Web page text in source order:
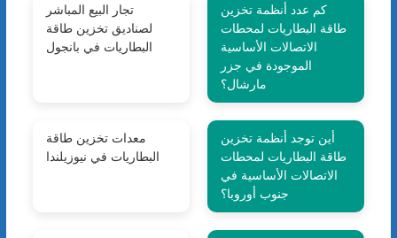
تجار البيع المباشر
لصناديق تخزين طاقة
البطاريات في بانجول
كم عدد أنظمة تخزين
طاقة البطاريات لمحطات
الاتصالات الأساسية
الموجودة في جزر
مارشال؟
معدات تخزين طاقة
البطاريات في نيوزيلندا
أين توجد أنظمة تخزين
طاقة البطاريات لمحطات
الاتصالات الأساسية في
جنوب أوروبا؟